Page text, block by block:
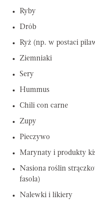
Ryby
Drób
Ryż (np. w postaci
Ziemniaki
Sery
Hummus
Chili con carne
Zupy
Pieczywo
Marynaty i produkty
Nasiona roślin
fasola)
Nalewki i likiery